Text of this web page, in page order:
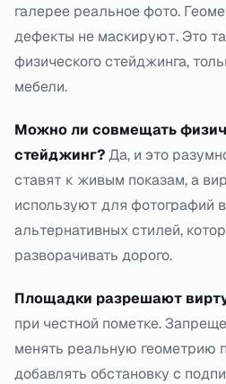
галерее реальное фото.
дефекты не маскируют. Это
физического стейджинга,
мебели.
Можно ли совмещать
стейджинг?Да, и это
ставят к живым показам, а
используют для фотографий
альтернативных стилей,
разворачивать дорого.
Площадки разрешают
при честной пометке.
менять реальную геометрию
добавлять обстановку с